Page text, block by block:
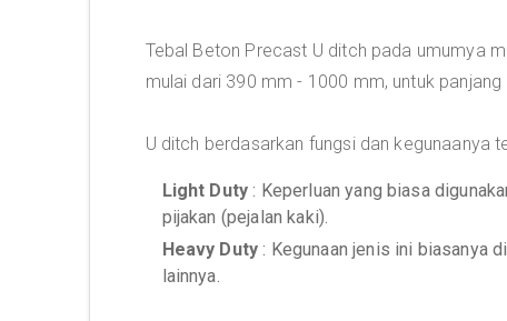
Tebal Beton Precast U ditch pada umumya
mulai dari 390 mm - 1000 mm, untuk
U ditch berdasarkan fungsi dan kegunaanya
Light Duty : Keperluan yang biasa
pijakan (pejalan kaki).
Heavy Duty : Kegunaan jenis ini biasanya
lainnya.